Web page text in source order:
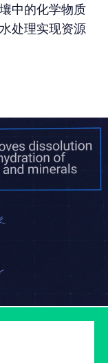
中的化学物质
处理实现资源